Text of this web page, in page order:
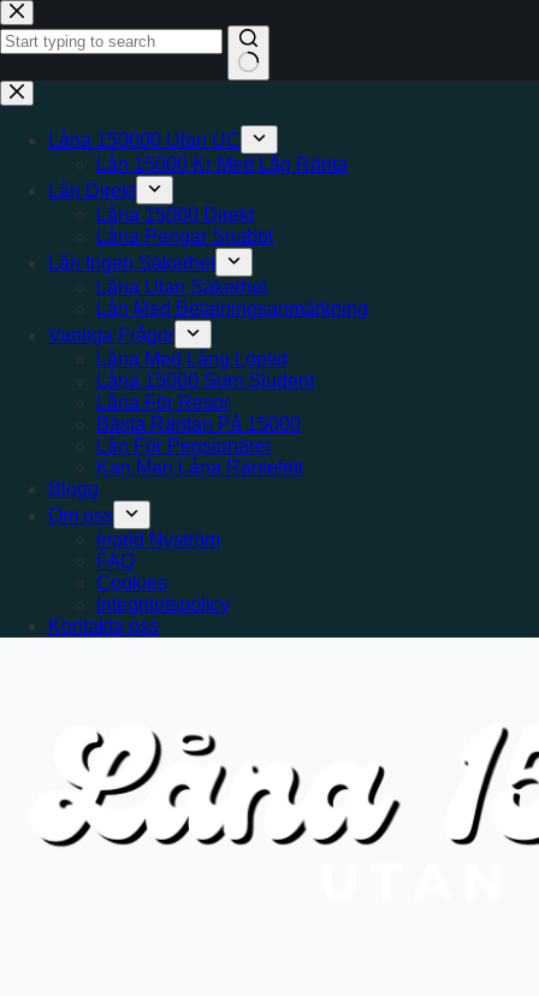
Hoppa
till
innehåll
Inga
resultat
Låna 150000 Utan UC
Lån 15000 Kr Med Låg Ränta
Lån Direkt
Låna 15000 Direkt
Låna Pengar Snabbt
Lån Ingen Säkerhet
Låna Utan Säkerhet
Lån Med Betalningsanmärkning
Vanliga Frågor
Låna Med Lång Löptid
Låna 15000 Som Student
Låna För Resor
Bästa Räntan På 15000
Lån För Pensionärer
Kan Man Låna Räntefritt
Blogg
Om oss
Ingrid Nyström
FAQ
Cookies
Integritetspolicy
Kontakta oss